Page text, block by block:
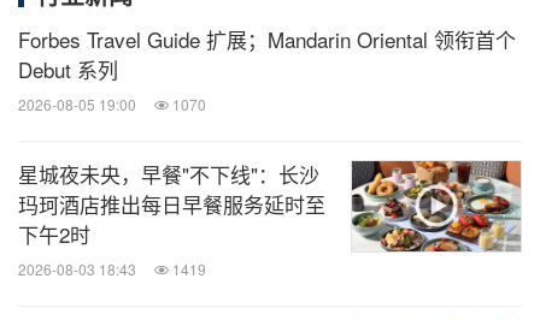
Forbes Travel Guide 扩展；Mandarin Oriental 领衔首个
Debut 系列
2026-08-05 19:00 1070
星城夜未央，早餐"不下线"：长沙
玛珂酒店推出每日早餐服务延时至
下午2时
2026-08-03 18:43 1419